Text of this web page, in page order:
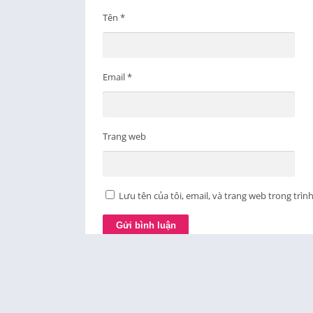
Tính năng livestream hấp dẫn: cho phép
Đa dạng ngôn ngữ: Ứng dụng hỗ trợ
Tuy nhiên, như với bất kỳ ứng dụng kết nối
thông tin cá nhân và tương tác với người lạ
Tên *
Email*
Trang web
Lưu tên của tôi, email, và trang web trong